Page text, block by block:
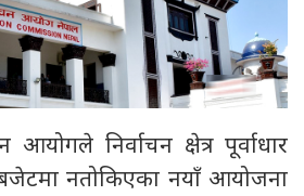
आयोगले निर्वाचन क्षेत्र पूर्वाधार
नतोकिएका नयाँ आयोजना